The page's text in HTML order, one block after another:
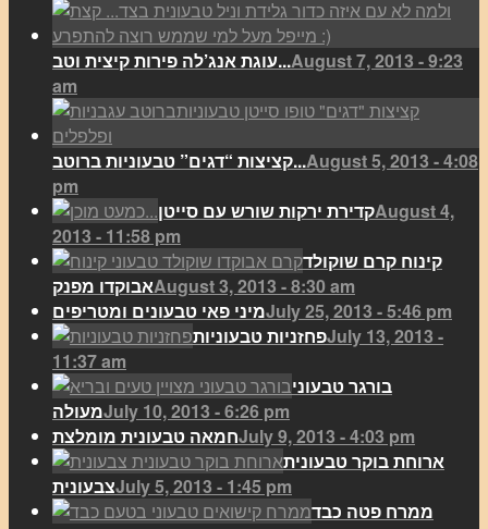
עוגת אנג’לה פירות קיצית וטב...August 7, 2013 - 9:23
am
קציצות “דגים” טבעוניות ברוטב...August 5, 2013 - 4:08
pm
קדירת ירקות שורש עם סייטןAugust 4,
2013 - 11:58 pm
קינוח קרם שוקולד
אבוקדו מפנקAugust 3, 2013 - 8:30 am
מיני פאי טבעונים ומטריפיםJuly 25, 2013 - 5:46 pm
פחזניות טבעוניותJuly 13, 2013 -
11:37 am
בורגר טבעוני
מעולהJuly 10, 2013 - 6:26 pm
חמאה טבעונית מומלצתJuly 9, 2013 - 4:03 pm
ארוחת בוקר טבעונית
צבעוניתJuly 5, 2013 - 1:45 pm
ממרח פטה כבד